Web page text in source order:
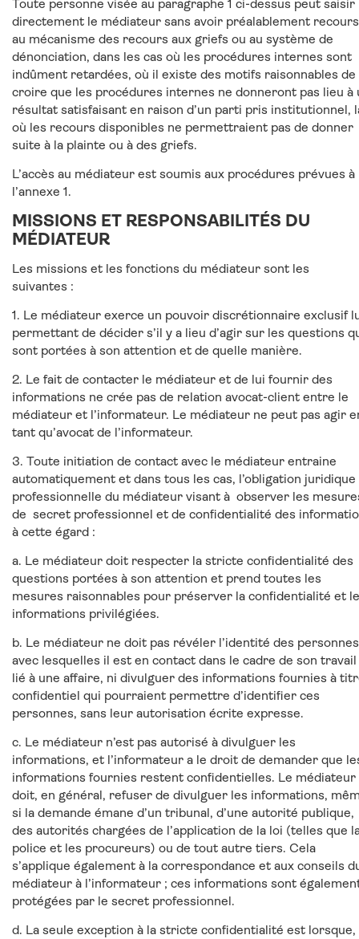
Toute personne visée au paragraphe 1 ci-dessus peut saisir
directement le médiateur sans avoir préalablement recours
au mécanisme des recours aux griefs ou au système de
dénonciation, dans les cas où les procédures internes sont
indûment retardées, où il existe des motifs raisonnables de
croire que les procédures internes ne donneront pas lieu à
résultat satisfaisant en raison d’un parti pris institutionnel,
où les recours disponibles ne permettraient pas de donner
suite à la plainte ou à des griefs.
L’accès au médiateur est soumis aux procédures prévues à
l’annexe 1.
MISSIONS ET RESPONSABILITÉS DU
MÉDIATEUR
Les missions et les fonctions du médiateur sont les
suivantes :
1. Le médiateur exerce un pouvoir discrétionnaire exclusif
permettant de décider s’il y a lieu d’agir sur les questions
sont portées à son attention et de quelle manière.
2. Le fait de contacter le médiateur et de lui fournir des
informations ne crée pas de relation avocat-client entre le
médiateur et l’informateur. Le médiateur ne peut pas agir
tant qu’avocat de l’informateur.
3. Toute initiation de contact avec le médiateur entraine
automatiquement et dans tous les cas, l’obligation
professionnelle du médiateur visant à observer les
de secret professionnel et de confidentialité des
à cette égard :
a. Le médiateur doit respecter la stricte confidentialité des
questions portées à son attention et prend toutes les
mesures raisonnables pour préserver la confidentialité et
informations privilégiées.
b. Le médiateur ne doit pas révéler l’identité des personnes
avec lesquelles il est en contact dans le cadre de son travail
lié à une affaire, ni divulguer des informations fournies à
confidentiel qui pourraient permettre d’identifier ces
personnes, sans leur autorisation écrite expresse.
c. Le médiateur n’est pas autorisé à divulguer les
informations, et l’informateur a le droit de demander que
informations fournies restent confidentielles. Le médiateur
doit, en général, refuser de divulguer les informations,
si la demande émane d’un tribunal, d’une autorité publique,
des autorités chargées de l’application de la loi (telles que
police et les procureurs) ou de tout autre tiers. Cela
s’applique également à la correspondance et aux conseils
médiateur à l’informateur ; ces informations sont
protégées par le secret professionnel.
d. La seule exception à la stricte confidentialité est lorsque,